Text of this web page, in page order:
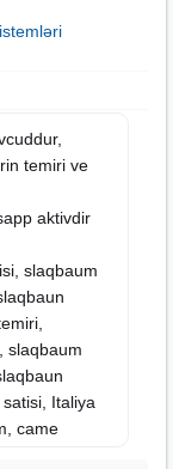
temiri ve
aktivdir
slaqbaum
slaqbaum
Italiya
came